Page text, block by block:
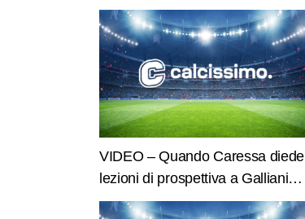
VIDEO – Quando Caressa diede
lezioni di prospettiva a Galliani…